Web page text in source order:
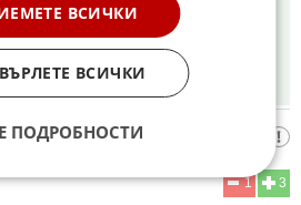
какво си мисли че може да
3
1
ВСИЧКИ
ВСИЧКИ
ПОДРОБНОСТИ